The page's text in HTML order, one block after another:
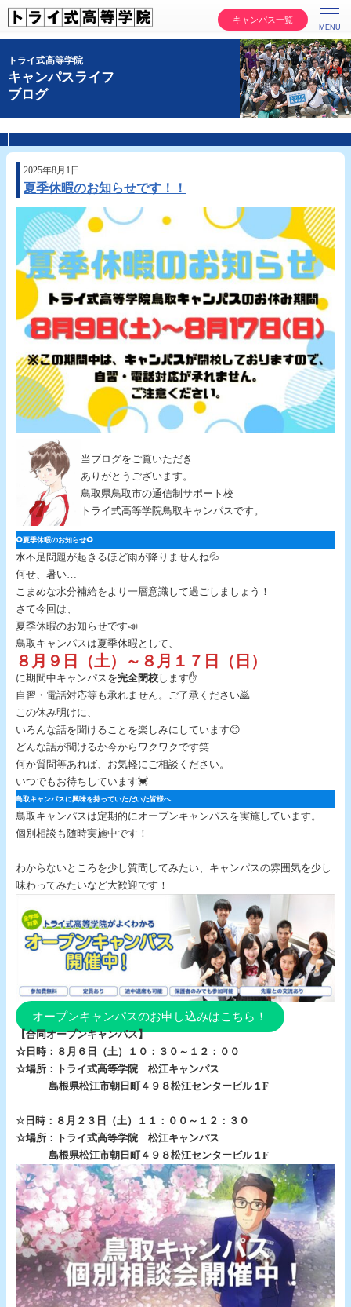
キャンパス一覧
トライ式高等学院
キャンパスライフ
ブログ
2025年8月1日
夏季休暇のお知らせです！！
当ブログをご覧いただき
ありがとうございます。
鳥取県鳥取市の通信制サポート校
トライ式高等学院鳥取キャンパスです。
🌻夏季休暇のお知らせ🌻
水不足問題が起きるほど雨が降りませんね💦
何せ、暑い…
こまめな水分補給をより一層意識して過ごしましょう！
さて今回は、
夏季休暇のお知らせです📣
鳥取キャンパスは夏季休暇として、
８月９日（土）～８月１７日（日）
に期間中キャンパスを完全閉校します✋
自習・電話対応等も承れません。ご了承ください🙇
この休み明けに、
いろんな話を聞けることを楽しみにしています😊
どんな話が聞けるか今からワクワクです笑
何か質問等あれば、お気軽にご相談ください。
いつでもお待ちしています💓
鳥取キャンパスに興味を持っていただいた皆様へ
鳥取キャンパスは定期的にオープンキャンパスを実施しています。
個別相談も随時実施中です！
わからないところを少し質問してみたい、キャンパスの雰囲気を少し
味わってみたいなど大歓迎です！
オープンキャンパスのお申し込みはこちら！
【合同オープンキャンパス】
☆日時：８月６日（土）１０：３０～１２：００
☆場所：トライ式高等学院 松江キャンパス
島根県松江市朝日町４９８松江センタービル１F
☆日時：８月２３日（土）１１：００～１２：３０
☆場所：トライ式高等学院 松江キャンパス
島根県松江市朝日町４９８松江センタービル１F